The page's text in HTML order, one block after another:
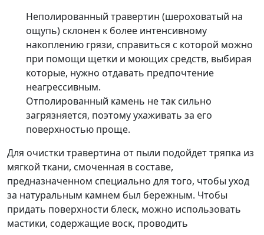
Неполированный травертин (шероховатый на
ощупь) склонен к более интенсивному
накоплению грязи, справиться с которой можно
при помощи щетки и моющих средств, выбирая
которые, нужно отдавать предпочтение
неагрессивным.
Отполированный камень не так сильно
загрязняется, поэтому ухаживать за его
поверхностью проще.
Для очистки травертина от пыли подойдет тряпка из
мягкой ткани, смоченная в составе,
предназначенном специально для того, чтобы уход
за натуральным камнем был бережным. Чтобы
придать поверхности блеск, можно использовать
мастики, содержащие воск, проводить